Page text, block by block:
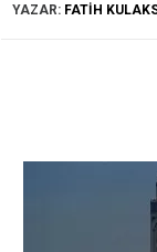
YAZAR: FATIH